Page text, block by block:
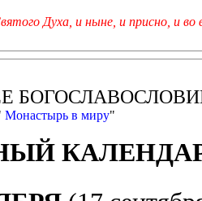
Духа, и ныне, и присно, и во
Монастырь в миру"